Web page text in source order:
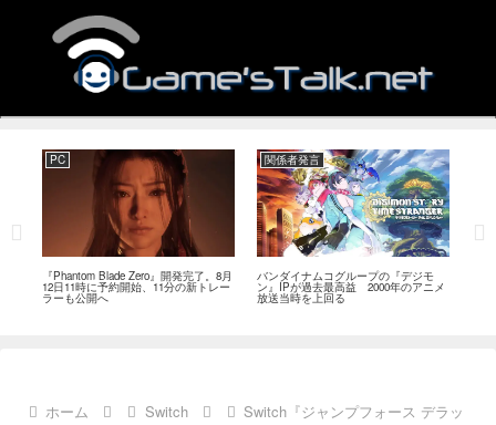
PC
『Phantom Blade Zero』開発完了。8月
12日11時に予約開始、11分の新トレー
ラーも公開へ
関係者発言
バンダイナムコグループの『デジモ
ン』IPが過去最高益 2000年のアニメ
放送当時を上回る
ホーム Switch
Switch『ジャンプフォース デラッ